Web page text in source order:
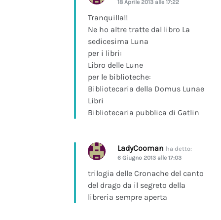
18 Aprile 2013 alle 17:22
Tranquilla!!
Ne ho altre tratte dal libro La
sedicesima Luna
per i libri:
Libro delle Lune
per le biblioteche:
Bibliotecaria della Domus Lunae
Libri
Bibliotecaria pubblica di Gatlin
LadyCooman ha detto:
6 Giugno 2013 alle 17:03
trilogia delle Cronache del canto
del drago da il segreto della
libreria sempre aperta